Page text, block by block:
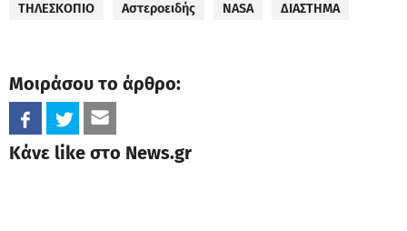
ΤΗΛΕΣΚΟΠΙΟ Αστεροειδής NASA ΔΙΑΣΤΗΜΑ
Μοιράσου το άρθρο:
Κάνε like στο News.gr